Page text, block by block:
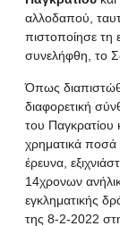
αλλοδαπού,
πιστοποίησε τη
συνελήφθη, το
Όπως
διαφορετική
του Παγκρατίου
χρηματικά ποσά
έρευνα,
14χρονων
εγκληματικής
της 8-2-2022